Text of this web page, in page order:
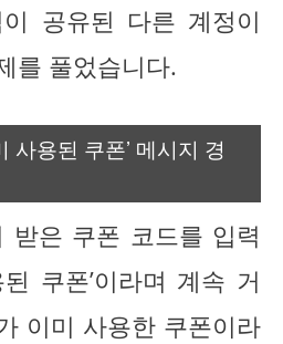
공유된 다른 계정이
를 풀었습니다.
사용된 쿠폰’ 메시지 경
받은 쿠폰 코드를 입력
쿠폰’이라며 계속 거
이미 사용한 쿠폰이라